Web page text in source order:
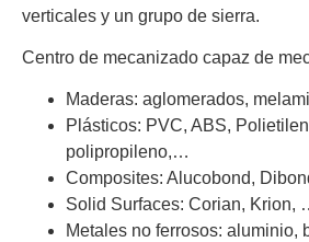
verticales y un grupo de sierra.
Centro de mecanizado capaz de
Maderas: aglomerados,
Plásticos: PVC, ABS,
polipropileno,…
Composites: Alucobond,
Solid Surfaces: Corian, Krion,
Metales no ferrosos: aluminio,